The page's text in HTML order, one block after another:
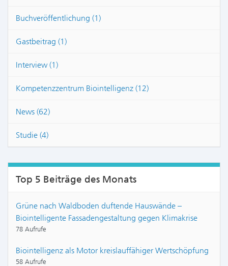
Buchveröffentlichung (1)
Gastbeitrag (1)
Interview (1)
Kompetenzzentrum Biointelligenz (12)
News (62)
Studie (4)
Top 5 Beiträge des Monats
Grüne nach Waldboden duftende Hauswände –
Biointelligente Fassadengestaltung gegen Klimakrise
78 Aufrufe
Biointelligenz als Motor kreislauffähiger Wertschöpfung
58 Aufrufe